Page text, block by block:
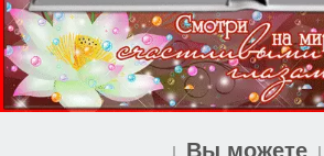
↓ Вы можете ↓